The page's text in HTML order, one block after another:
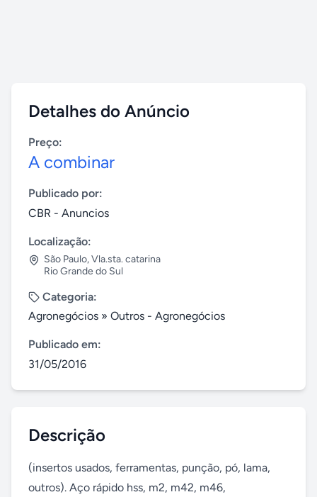
Detalhes do Anúncio
Preço:
A combinar
Publicado por:
CBR - Anuncios
Localização:
São Paulo,Vla.sta. catarina
Rio Grande do Sul
Categoria:
Agronegócios » Outros - Agronegócios
Publicado em:
31/05/2016
Descrição
(insertos usados, ferramentas, punção, pó, lama,
outros). Aço rápido hss, m2, m42, m46,